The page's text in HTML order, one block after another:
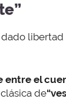
dado
entre el
de